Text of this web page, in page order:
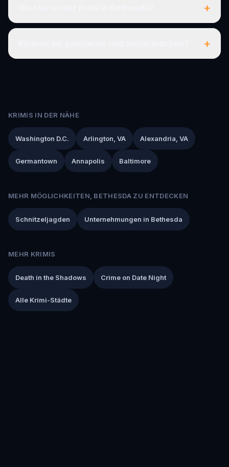
+
+
KRIMIS IN DER NÄHE
Washington D.C. Arlington, VA Alexandria, VA
Germantown Annapolis Baltimore
MEHR MÖGLICHKEITEN, BETHESDA ZU ENTDECKEN
Schnitzeljagden Unternehmungen in Bethesda
MEHR KRIMIS
Death in the Shadows Crime on Date Night
Alle Krimi-Städte